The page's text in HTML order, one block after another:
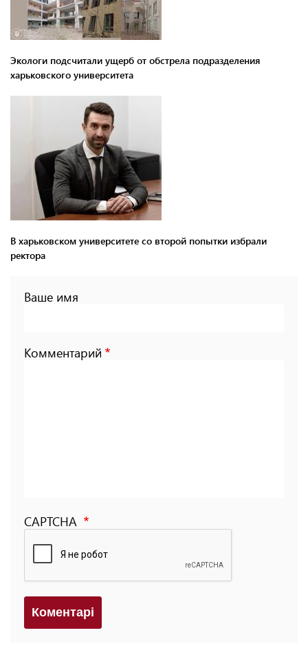
Экологи подсчитали ущерб от обстрела подразделения
харьковского университета
В харьковском университете со второй попытки избрали
ректора
Ваше имя
Комментарий
CAPTCHA
Коментарi